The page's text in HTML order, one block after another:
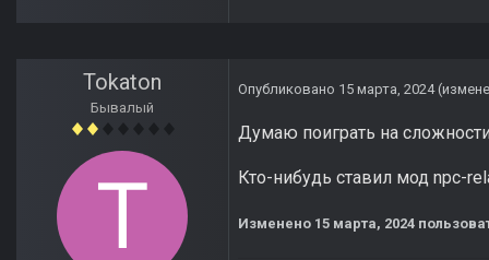
Tokaton
Бывалый
Опубликовано 15 марта, 2024
Думаю поиграть на
Кто-нибудь ставил мод npc-
Изменено 15 марта, 2024